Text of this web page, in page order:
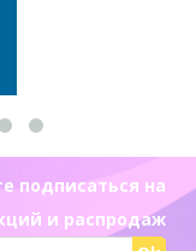
подписаться на
и распродаж